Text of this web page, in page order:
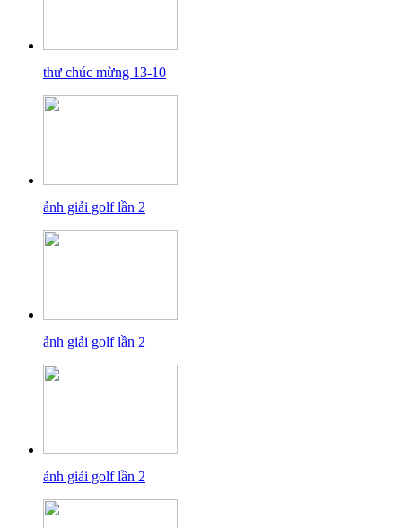
thư chúc mừng 13-10
ảnh giải golf lần 2
ảnh giải golf lần 2
ảnh giải golf lần 2